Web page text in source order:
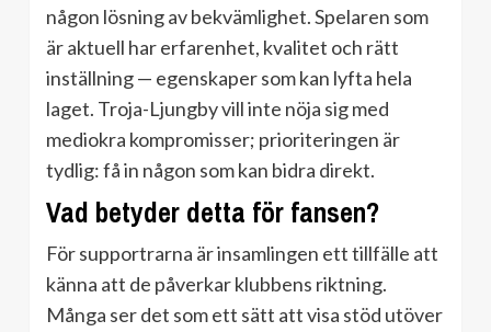
någon lösning av bekvämlighet. Spelaren som
är aktuell har erfarenhet, kvalitet och rätt
inställning — egenskaper som kan lyfta hela
laget. Troja-Ljungby vill inte nöja sig med
mediokra kompromisser; prioriteringen är
tydlig: få in någon som kan bidra direkt.
Vad betyder detta för fansen?
För supportrarna är insamlingen ett tillfälle att
känna att de påverkar klubbens riktning.
Många ser det som ett sätt att visa stöd utöver